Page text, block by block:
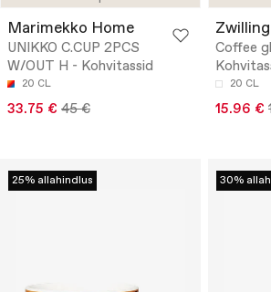
Marimekko Home
UNIKKO C.CUP 2PCS
W/OUT H - Kohvitassid
20 CL
33.75 € 45 €
Zwilling
Coffee
20 CL
15.96 €
25% allahindlus 30%